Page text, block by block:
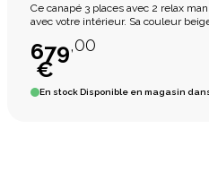
Ce canapé 3 places avec 2 relax
avec votre intérieur. Sa couleur
679,00
€
En stockDisponible en magasin